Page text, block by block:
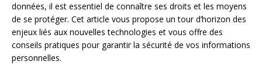
données, il est essentiel de connaître ses droits et les moyens
de se protéger. Cet article vous propose un tour d’horizon des
enjeux liés aux nouvelles technologies et vous offre des
conseils pratiques pour garantir la sécurité de vos informations
personnelles.